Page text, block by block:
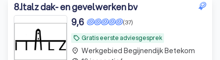
8.Italz dak- en gevelwerken bv
local_offer Gratis eerste adviesgesprek
(37)
9,6
place Werkgebied Begijnendijk Betekom